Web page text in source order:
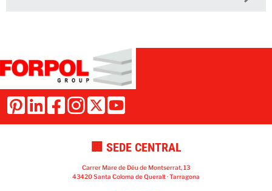
🏢 SEDE CENTRAL
Carrer Mare de Déu de Montserrat, 13
43420 Santa Coloma de Queralt · Tarragona